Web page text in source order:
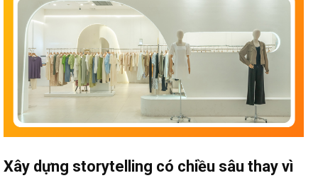
Xây dựng storytelling có chiều sâu thay vì